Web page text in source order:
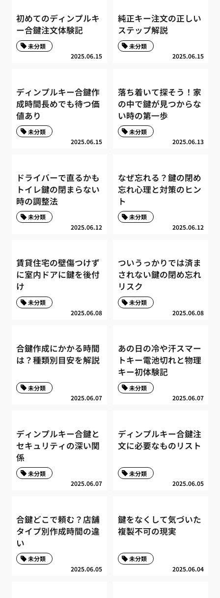
初めてのディンプルキ
ー合鍵注文体験記
2025.06.15
未分類
純正キー注文の正しい
ステップ解説
2025.06.15
未分類
ディンプルキー合鍵作
成時間長めでも待つ価
値あり
2025.06.15
未分類
落ち着いて探そう！家
の中で鍵が見つからな
い時の第一歩
2025.06.13
未分類
ドライバーで直るかも
トイレ鍵の閉まらない
時の調整法
2025.06.12
未分類
なぜ忘れる？鍵の閉め
忘れ心理と対策のヒン
ト
2025.06.12
未分類
賃貸住宅の壁傷つけず
に室内ドアに鍵を後付
け
2025.06.08
未分類
ついうっかりでは済ま
されない鍵の閉め忘れ
リスク
2025.06.08
未分類
合鍵作成にかかる時間
は？種類別目安を解説
2025.06.07
未分類
あの日の冷や汗スマー
トキー電池切れと物理
キー初体験記
2025.06.07
未分類
ディンプルキー合鍵と
セキュリティの深い関
係
2025.06.07
未分類
ディンプルキー合鍵注
文に必要なものリスト
2025.06.05
未分類
合鍵どこで頼む？店舗
タイプ別作成時間の違
い
2025.06.05
未分類
鍵をなくして気づいた
複製不可の現実
2025.06.04
未分類